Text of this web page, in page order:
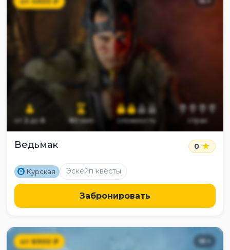
от 2 до6 60мин сложность страх
Ведьмак 0
M Курская Эскейп квесты
Забронировать
от6900₽ 16 +